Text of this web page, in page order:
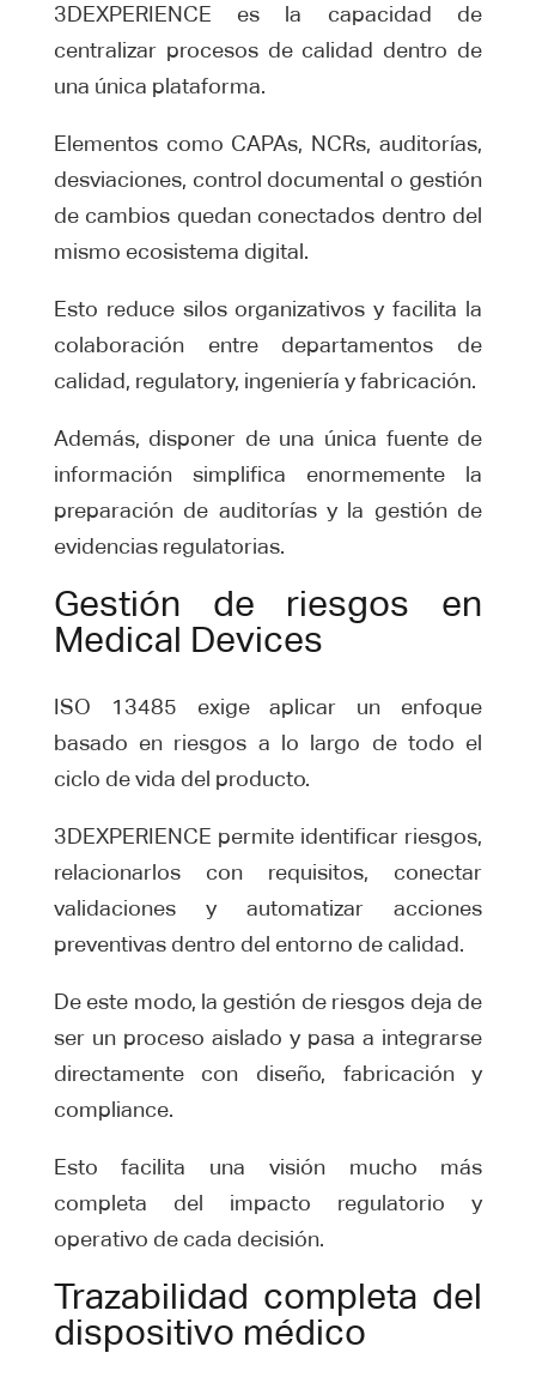
3DEXPERIENCE es la capacidad de
centralizar procesos de calidad dentro de
una única plataforma.
Elementos como CAPAs, NCRs, auditorías,
desviaciones, control documental o gestión
de cambios quedan conectados dentro del
mismo ecosistema digital.
Esto reduce silos organizativos y facilita la
colaboración entre departamentos de
calidad, regulatory, ingeniería y fabricación.
Además, disponer de una única fuente de
información simplifica enormemente la
preparación de auditorías y la gestión de
evidencias regulatorias.
Gestión de riesgos en
Medical Devices
ISO 13485 exige aplicar un enfoque
basado en riesgos a lo largo de todo el
ciclo de vida del producto.
3DEXPERIENCE permite identificar riesgos,
relacionarlos con requisitos, conectar
validaciones y automatizar acciones
preventivas dentro del entorno de calidad.
De este modo, la gestión de riesgos deja de
ser un proceso aislado y pasa a integrarse
directamente con diseño, fabricación y
compliance.
Esto facilita una visión mucho más
completa del impacto regulatorio y
operativo de cada decisión.
Trazabilidad completa del
dispositivo médico